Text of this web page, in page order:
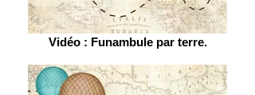
Vidéo : Funambule par terre.